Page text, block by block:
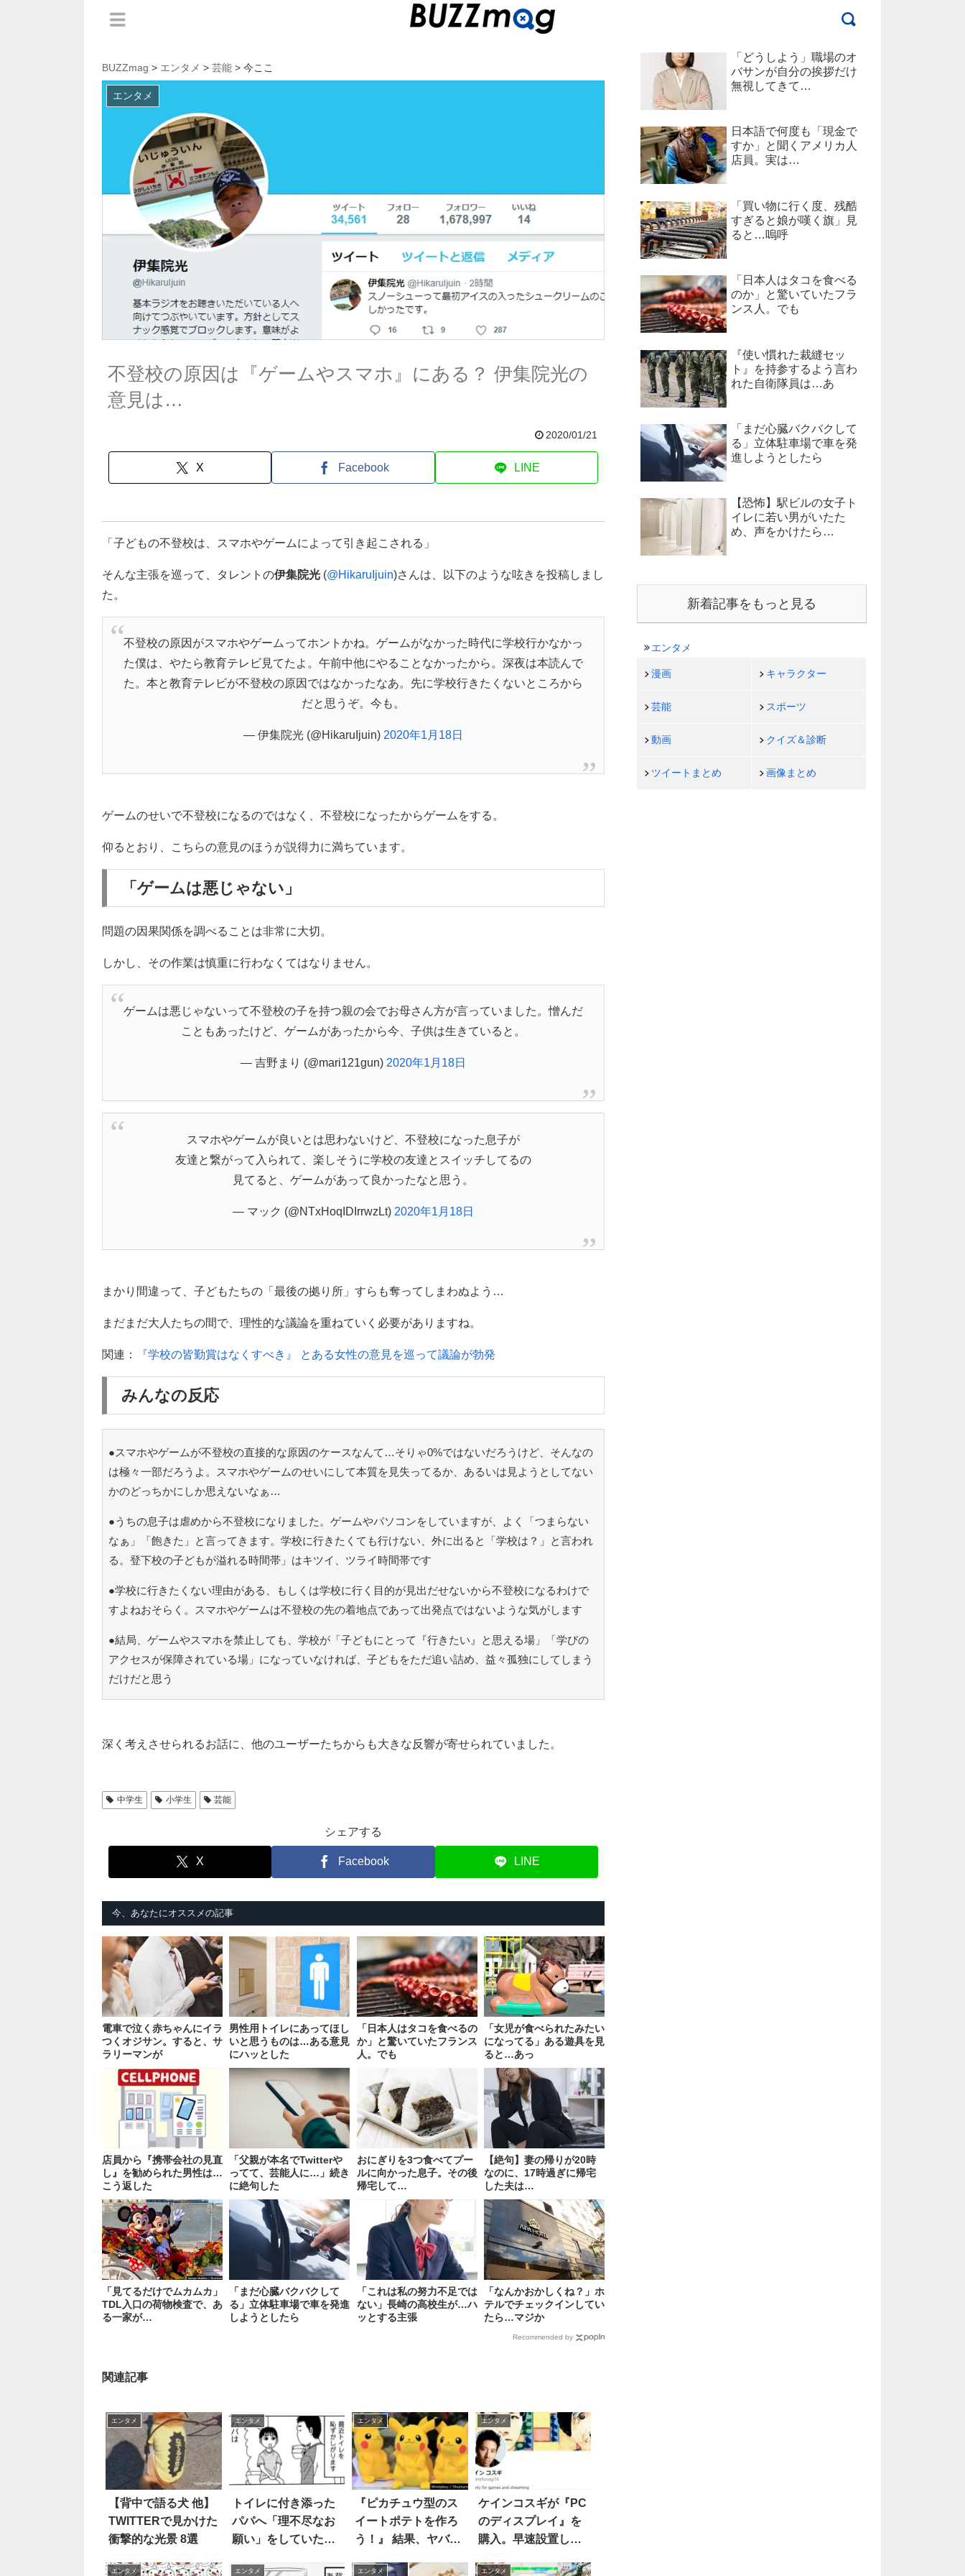
BUZZmag > エンタメ > 芸能 > 今ここ
エンタメ
不登校の原因は『ゲームやスマホ』にある？ 伊集院光の
意見は…
2020/01/21
X Facebook LINE
「子どもの不登校は、スマホやゲームによって引き起こされる」
そんな主張を巡って、タレントの伊集院光 (@HikaruIjuin)さんは、以下のような呟きを投稿しまし
た。
不登校の原因がスマホやゲームってホントかね。ゲームがなかった時代に学校行かなかっ
た僕は、やたら教育テレビ見てたよ。午前中他にやることなかったから。深夜は本読んで
た。本と教育テレビが不登校の原因ではなかったなあ。先に学校行きたくないところから
だと思うぞ。今も。
— 伊集院光 (@HikaruIjuin) 2020年1月18日
ゲームのせいで不登校になるのではなく、不登校になったからゲームをする。
仰るとおり、こちらの意見のほうが説得力に満ちています。
「ゲームは悪じゃない」
問題の因果関係を調べることは非常に大切。
しかし、その作業は慎重に行わなくてはなりません。
ゲームは悪じゃないって不登校の子を持つ親の会でお母さん方が言っていました。憎んだ
こともあったけど、ゲームがあったから今、子供は生きていると。
— 吉野まり (@mari121gun) 2020年1月18日
スマホやゲームが良いとは思わないけど、不登校になった息子が
友達と繋がって入られて、楽しそうに学校の友達とスイッチしてるの
見てると、ゲームがあって良かったなと思う。
— マック (@NTxHoqIDIrrwzLt) 2020年1月18日
まかり間違って、子どもたちの「最後の拠り所」すらも奪ってしまわぬよう…
まだまだ大人たちの間で、理性的な議論を重ねていく必要がありますね。
関連： 『学校の皆勤賞はなくすべき』 とある女性の意見を巡って議論が勃発
みんなの反応
●スマホやゲームが不登校の直接的な原因のケースなんて…そりゃ0%ではないだろうけど、そんなの
は極々一部だろうよ。スマホやゲームのせいにして本質を見失ってるか、あるいは見ようとしてない
かのどっちかにしか思えないなぁ…
●うちの息子は虐めから不登校になりました。ゲームやパソコンをしていますが、よく「つまらない
なぁ」「飽きた」と言ってきます。学校に行きたくても行けない、外に出ると「学校は？」と言われ
る。登下校の子どもが溢れる時間帯」はキツイ、ツライ時間帯です
●学校に行きたくない理由がある、もしくは学校に行く目的が見出だせないから不登校になるわけで
すよねおそらく。スマホやゲームは不登校の先の着地点であって出発点ではないような気がします
●結局、ゲームやスマホを禁止しても、学校が「子どもにとって『行きたい』と思える場」「学びの
アクセスが保障されている場」になっていなければ、子どもをただ追い詰め、益々孤独にしてしまう
だけだと思う
深く考えさせられるお話に、他のユーザーたちからも大きな反響が寄せられていました。
中学生 小学生 芸能
シェアする
X Facebook LINE
今、あなたにオススメの記事
電車で泣く赤ちゃんにイラ
つくオジサン。すると、サ
ラリーマンが
男性用トイレにあってほし
いと思うものは…ある意見
にハッとした
「日本人はタコを食べるの
か」と驚いていたフランス
人。でも
「女児が食べられたみたい
になってる」ある遊具を見
ると…あっ
店員から『携帯会社の見直
し』を勧められた男性は…
こう返した
「父親が本名でTwitterや
ってて、芸能人に…」続き
に絶句した
おにぎりを3つ食べてプー
ルに向かった息子。その後
帰宅して…
【絶句】妻の帰りが20時
なのに、17時過ぎに帰宅
した夫は…
「見てるだけでムカムカ」
TDL入口の荷物検査で、あ
る一家が…
「まだ心臓バクバクして
る」立体駐車場で車を発進
しようとしたら
「これは私の努力不足では
ない」長崎の高校生が…ハ
ッとする主張
「なんかおかしくね？」ホ
テルでチェックインしてい
たら…マジか
Recommended by
関連記事
エンタメ
【背中で語る犬 他】
TWITTERで見かけた
衝撃的な光景 8選
エンタメ
トイレに付き添った
パパへ「理不尽なお
願い」をしていた息
エンタメ
『ピカチュウ型のス
イートポテトを作ろ
う！』 結果、ヤバい
エンタメ
ケインコスギが『PC
のディスプレイ』を
購入。早速設置した
エンタメ エンタメ エンタメ エンタメ
「どうしよう」職場のオ
バサンが自分の挨拶だけ
無視してきて…
日本語で何度も「現金で
すか」と聞くアメリカ人
店員。実は…
「買い物に行く度、残酷
すぎると娘が嘆く旗」見
ると…嗚呼
「日本人はタコを食べる
のか」と驚いていたフラ
ンス人。でも
『使い慣れた裁縫セッ
ト』を持参するよう言わ
れた自衛隊員は…あ
「まだ心臓バクバクして
る」立体駐車場で車を発
進しようとしたら
【恐怖】駅ビルの女子ト
イレに若い男がいたた
め、声をかけたら…
新着記事をもっと見る
エンタメ
漫画 キャラクター
芸能 スポーツ
動画 クイズ＆診断
ツイートまとめ 画像まとめ